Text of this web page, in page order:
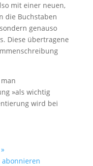
mit einer neuen,
die Buchstaben
genauso
Diese übertragene
»als wichtig
wird bei
abonnieren